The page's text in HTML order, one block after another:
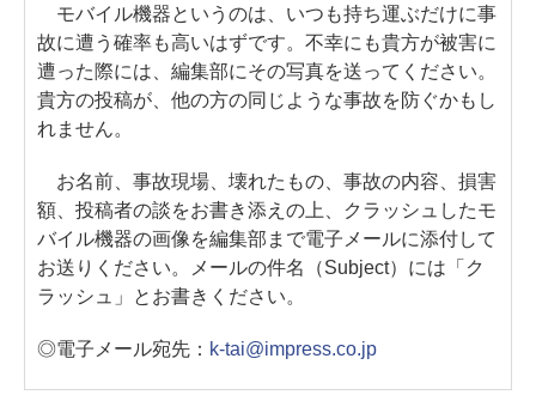
モバイル機器というのは、いつも持ち運ぶだけに事
故に遭う確率も高いはずです。不幸にも貴方が被害に
遭った際には、編集部にその写真を送ってください。
貴方の投稿が、他の方の同じような事故を防ぐかもし
れません。
お名前、事故現場、壊れたもの、事故の内容、損害
額、投稿者の談をお書き添えの上、クラッシュしたモ
バイル機器の画像を編集部まで電子メールに添付して
お送りください。メールの件名（Subject）には「ク
ラッシュ」とお書きください。
◎電子メール宛先： k-tai@impress.co.jp